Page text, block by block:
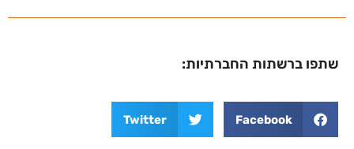
שתפו ברשתות החברתיות:
Facebook
Twitter